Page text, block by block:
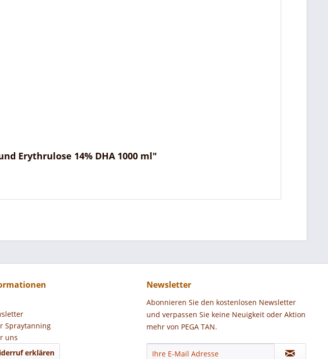
Erythrulose 14% DHA 1000 ml"
Spraytanning
uns
erklären
Newsletter
Abonnieren Sie den kostenlosen Newsletter
und verpassen Sie keine Neuigkeit oder Aktion
mehr von PEGA TAN.